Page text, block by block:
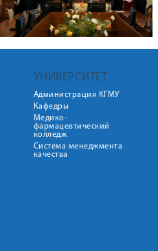
УНИВЕРСИТЕТ
Администрация КГМУ
Кафедры
Медико-
фармацевтический
колледж
Система менеджмента
качества